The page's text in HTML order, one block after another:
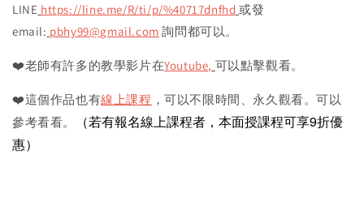
LINE https://line.me/R/ti/p/%40717dnfhd 或發
email: pbhy99@gmail.com 詢問都可以。
❤️老師有許多的教學影片在Youtube, 可以點擊觀看。
❤️這個作品也有線上課程 ，可以不限時間、永久觀看。可以
參考看看。
（若有報名線上課程者，本面授課程可享9折優
惠）